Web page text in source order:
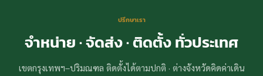
ปรึกษาเรา
จำหน่าย · จัดส่ง · ติดตั้ง ทั่วประเทศ
เขตกรุงเทพฯ–ปริมณฑล ติดตั้งได้ตามปกติ · ต่างจังหวัดคิดค่าเดิน